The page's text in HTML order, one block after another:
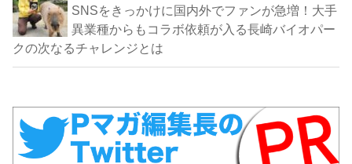
SNSをきっかけに国内外でファンが急増！大手
異業種からもコラボ依頼が入る長崎バイオパー
クの次なるチャレンジとは